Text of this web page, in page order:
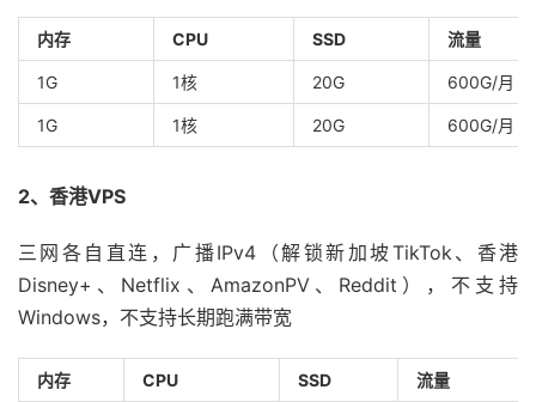
内存 CPU SSD 流量
1G 1核 20G 600G/月
1G 1核 20G 600G/月
2、香港VPS
三网各自直连，广播IPv4（解锁新加坡TikTok、香港
Disney+、Netflix、AmazonPV、Reddit），不支持
Windows，不支持长期跑满带宽
内存 CPU SSD 流量